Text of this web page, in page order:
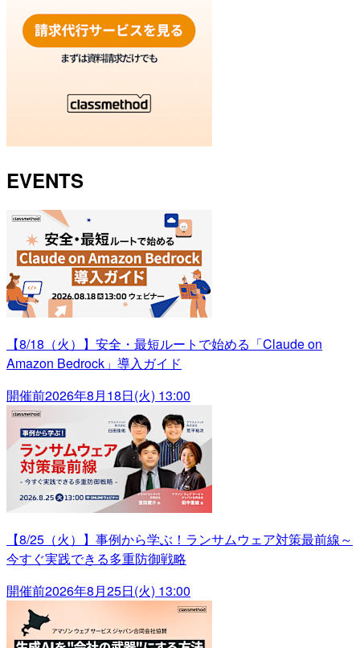
EVENTS
【8/18（火）】安全・最短ルートで始める「Claude on
Amazon Bedrock」導入ガイド
開催前2026年8月18日(火) 13:00
【8/25（火）】事例から学ぶ！ランサムウェア対策最前線～
今すぐ実践できる多重防御戦略
開催前2026年8月25日(火) 13:00